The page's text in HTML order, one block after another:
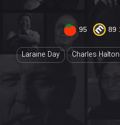
89
95
Charles Halton
Laraine Day